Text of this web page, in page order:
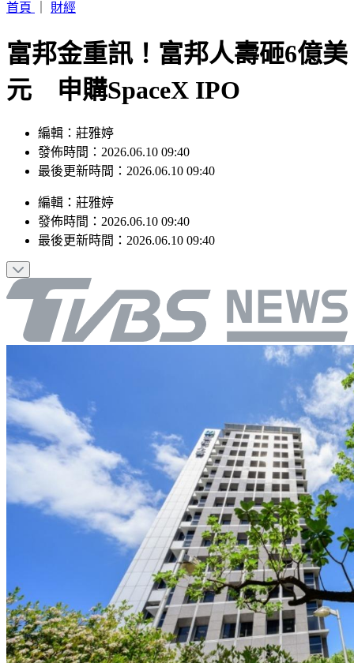
首頁
財經
富邦金重訊！富邦人壽砸6億美
元 申購SpaceX IPO
編輯：莊雅婷
發佈時間：2026.06.10 09:40
最後更新時間：2026.06.10 09:40
編輯 ： 莊雅婷
發佈時間： 2026.06.10 09:40
最後更新時間： 2026.06.10 09:40